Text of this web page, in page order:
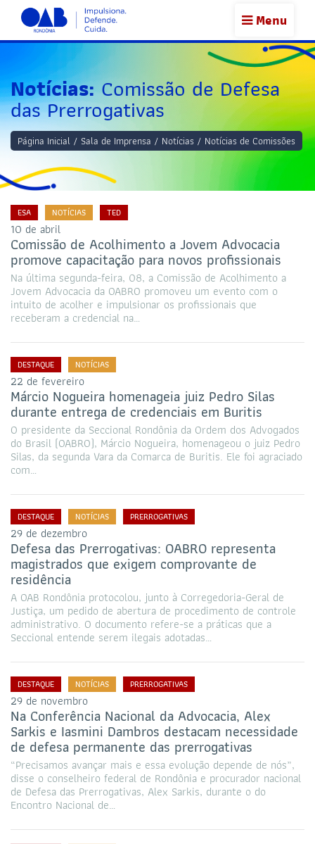
Menu
Notícias:Comissão de Defesa
das Prerrogativas
Página Inicial / Sala de Imprensa / Notícias / Notícias de Comissões
ESA NOTÍCIAS TED
10 de abril
Comissão de Acolhimento a Jovem Advocacia
promove capacitação para novos profissionais
Na última segunda-feira, 08, a Comissão de Acolhimento a
Jovem Advocacia da OABRO promoveu um evento com o
intuito de acolher e impulsionar os profissionais que
receberam a credencial na…
DESTAQUE NOTÍCIAS
22 de fevereiro
Márcio Nogueira homenageia juiz Pedro Silas
durante entrega de credenciais em Buritis
O presidente da Seccional Rondônia da Ordem dos Advogados
do Brasil (OABRO), Márcio Nogueira, homenageou o juiz Pedro
Silas, da segunda Vara da Comarca de Buritis. Ele foi agraciado
com…
DESTAQUE NOTÍCIAS PRERROGATIVAS
29 de dezembro
Defesa das Prerrogativas: OABRO representa
magistrados que exigem comprovante de
residência
A OAB Rondônia protocolou, junto à Corregedoria-Geral de
Justiça, um pedido de abertura de procedimento de controle
administrativo. O documento refere-se a práticas que a
Seccional entende serem ilegais adotadas…
DESTAQUE NOTÍCIAS PRERROGATIVAS
29 de novembro
Na Conferência Nacional da Advocacia, Alex
Sarkis e Iasmini Dambros destacam necessidade
de defesa permanente das prerrogativas
“Precisamos avançar mais e essa evolução depende de nós”,
disse o conselheiro federal de Rondônia e procurador nacional
de Defesa das Prerrogativas, Alex Sarkis, durante o do
Encontro Nacional de…